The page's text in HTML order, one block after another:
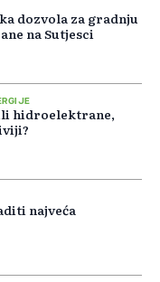
dozvola za gradnju
na Sutjesci
hidroelektrane,
najveća